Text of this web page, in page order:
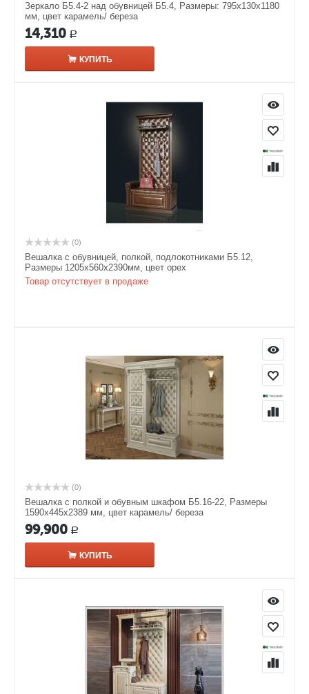
Зеркало Б5.4-2 над обувницей Б5.4, Размеры: 795х130х1180
мм, цвет карамель/ береза
14,310 Р
КУПИТЬ
(0)
Вешалка с обувницей, полкой, подлокотниками Б5.12,
Размеры 1205х560х2390мм, цвет орех
Товар отсутствует в продаже
(0)
Вешалка с полкой и обувным шкафом Б5.16-22, Размеры
1590х445х2389 мм, цвет карамель/ береза
99,900 Р
КУПИТЬ